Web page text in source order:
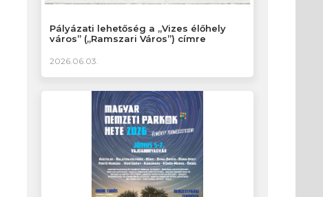
Pályázati lehetőség a „Vizes élőhely
város” („Ramszari Város”) címre
2026.06.03.